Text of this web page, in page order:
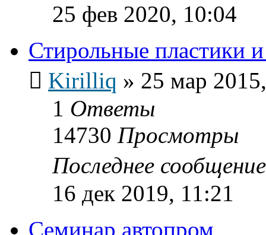
25 фев 2020, 10:04
Стирольные пластики
Kirilliq » 25 мар
1 Ответы
14730 Просмотры
Последнее
16 дек 2019, 11:21
Семинар автопром